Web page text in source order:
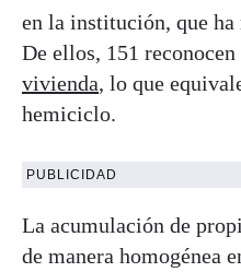
en la institución, que ha
De ellos, 151
vivienda, lo que
hemiciclo.
PUBLICIDAD
La acumulación de
de manera homogénea